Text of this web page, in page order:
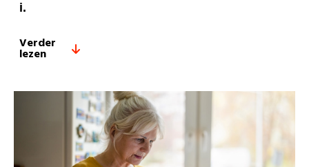
i.
Verder
lezen